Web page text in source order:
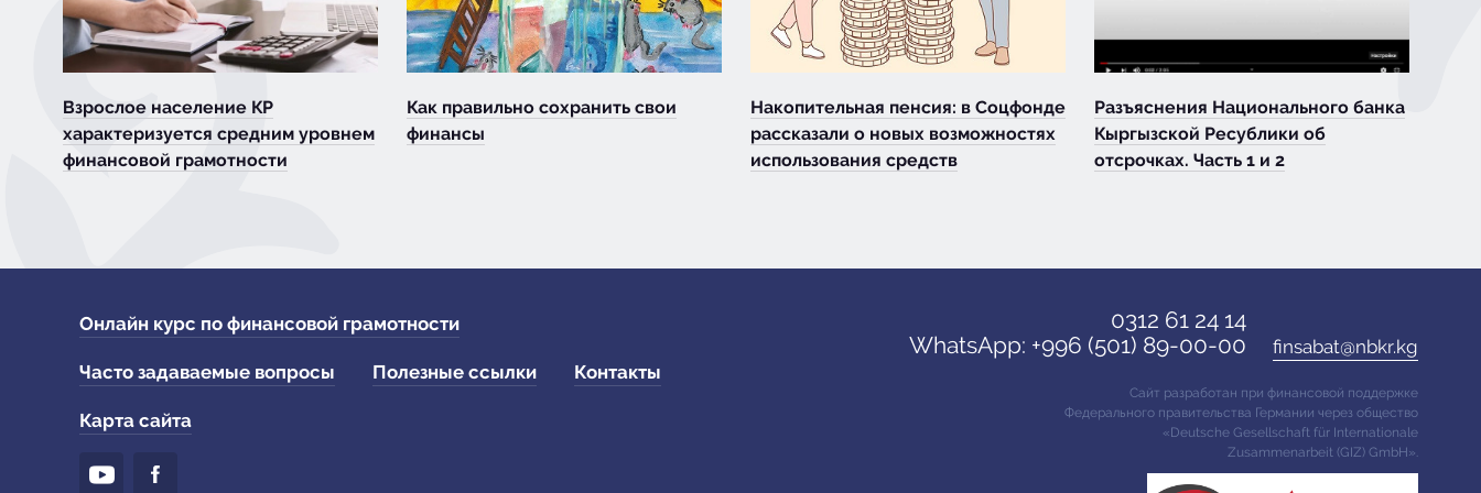
Взрослое население КР
характеризуется средним уровнем
финансовой грамотности
Как правильно сохранить свои
финансы
Накопительная пенсия: в Соцфонде
рассказали о новых возможностях
использования средств
Разъяснения Национального банка
Кыргызской Ресублики об
отсрочках. Часть 1 и 2
Онлайн курс по финансовой грамотности
Часто задаваемые вопросы Полезные ссылки Контакты
Карта сайта
0312 61 24 14
WhatsApp: +996 (501) 89-00-00
finsabat@nbkr.kg
Сайт разработан при финансовой поддержке
Федерального правительства Германии через общество
«Deutsche Gesellschaft für Internationale
Zusammenarbeit (GIZ) GmbH».